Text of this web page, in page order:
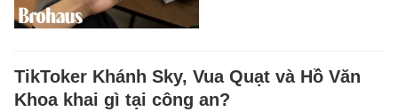
TikToker Khánh Sky, Vua Quạt và Hồ Văn
Khoa khai gì tại công an?